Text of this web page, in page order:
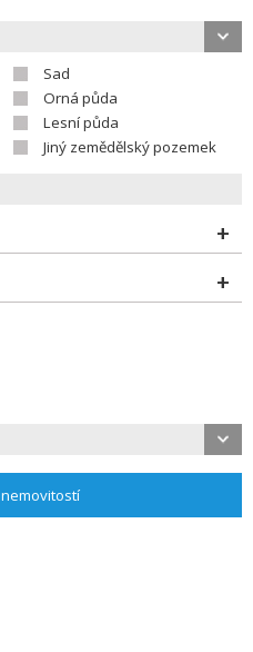
Sad
Orná půda
Lesní půda
Jiný zemědělský pozemek
nemovitostí